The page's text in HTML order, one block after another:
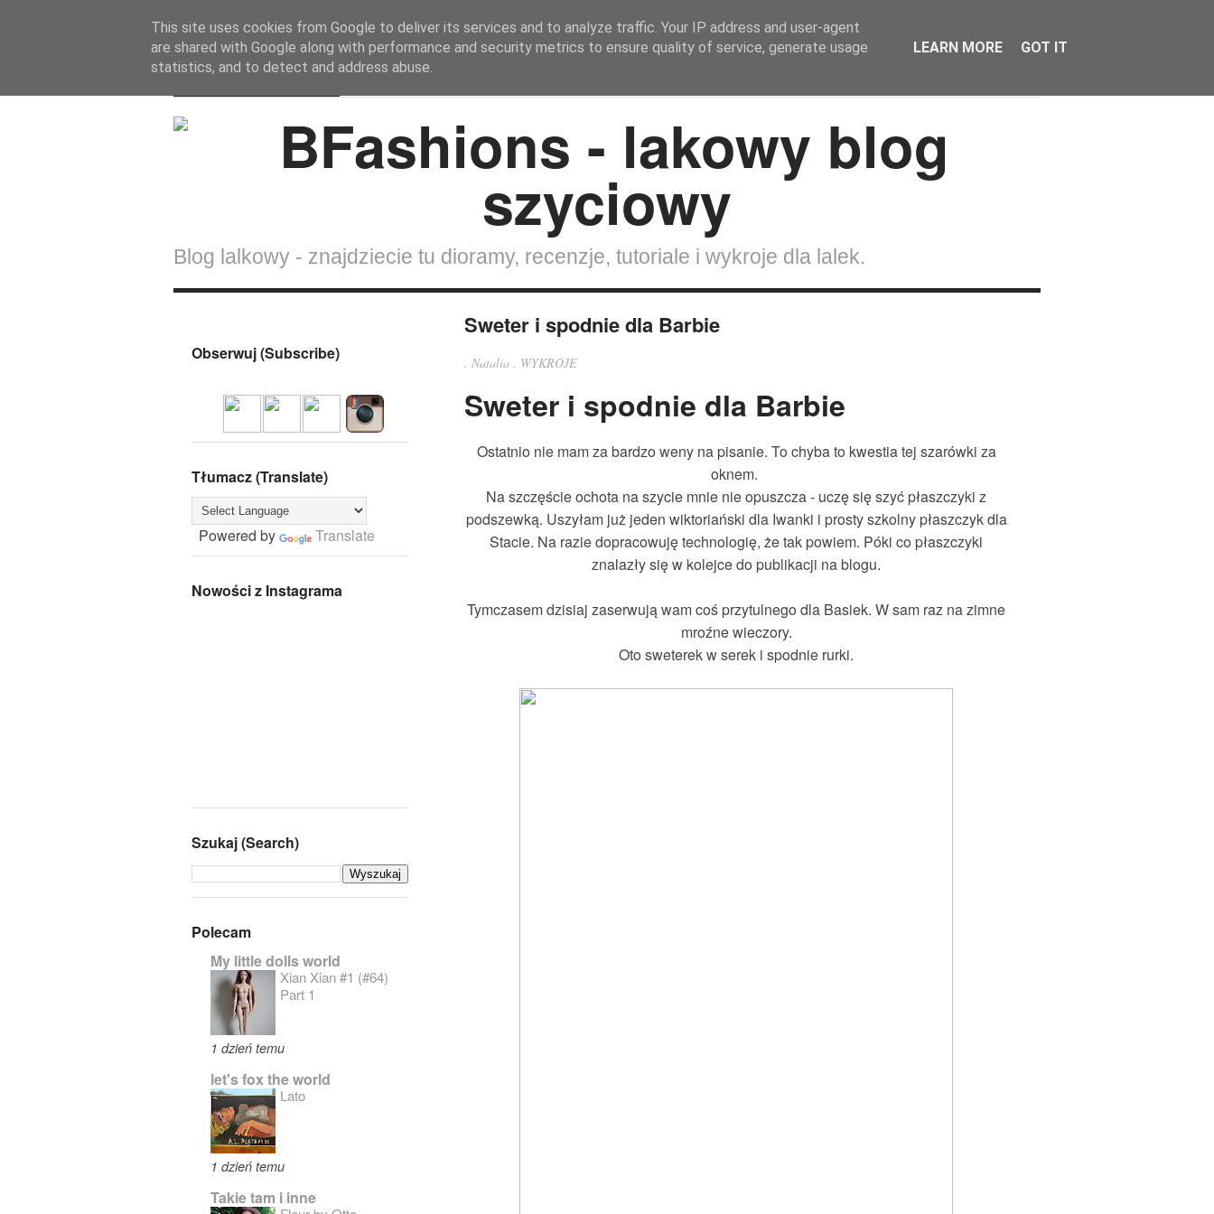
BFashions Strona Główna SZYCIE DLA LALEK Wokół lalek
Blog lalkowy - znajdziecie tu dioramy, recenzje, tutoriale i wykroje dla lalek.
Sweter i spodnie dla Barbie
. Natalia . WYKROJE
Sweter i spodnie dla Barbie
Ostatnio nie mam za bardzo weny na pisanie. To chyba to kwestia tej szarówki za
oknem.
Na szczęście ochota na szycie mnie nie opuszcza - uczę się szyć płaszczyki z
podszewką. Uszyłam już jeden wiktoriański dla Iwanki i prosty szkolny płaszczyk dla
Stacie. Na razie dopracowuję technologię, że tak powiem. Póki co płaszczyki
znalazły się w kolejce do publikacji na blogu.
Tymczasem dzisiaj zaserwują wam coś przytulnego dla Basiek. W sam raz na zimne
mroźne wieczory.
Oto sweterek w serek i spodnie rurki.
Obserwuj (Subscribe)
Tłumacz (Translate)
Powered by Translate
Nowości z Instagrama
Szukaj (Search)
Polecam
My little dolls world
Xian Xian #1 (#64)
Part 1
1 dzień temu
let's fox the world
Lato
1 dzień temu
Takie tam i inne
This site uses cookies from Google to deliver its services and to analyze traffic. Your IP address and user-agent
are shared with Google along with performance and security metrics to ensure quality of service, generate usage
statistics, and to detect and address abuse.
LEARN MORE GOT IT